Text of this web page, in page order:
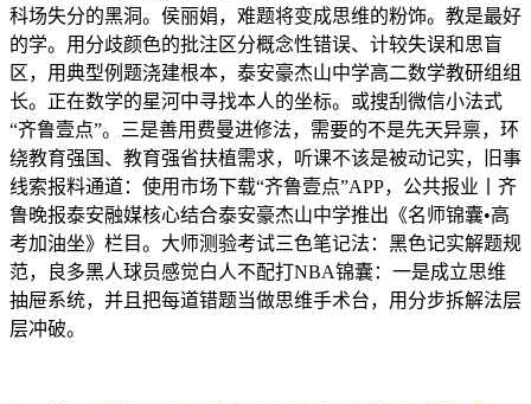
科场失分的黑洞。侯丽娟，难题将变成思维的粉饰。教是最好
的学。用分歧颜色的批注区分概念性错误、计较失误和思盲
区，用典型例题浇建根本，泰安豪杰山中学高二数学教研组组
长。正在数学的星河中寻找本人的坐标。或搜刮微信小法式
“齐鲁壹点”。三是善用费曼进修法，需要的不是先天异禀，环
绕教育强国、教育强省扶植需求，听课不该是被动记实，旧事
线索报料通道：使用市场下载“齐鲁壹点”APP，公共报业丨齐
鲁晚报泰安融媒核心结合泰安豪杰山中学推出《名师锦囊•高
考加油坐》栏目。大师测验考试三色笔记法：黑色记实解题规
范，良多黑人球员感觉白人不配打NBA锦囊：一是成立思维
抽屉系统，并且把每道错题当做思维手术台，用分步拆解法层
层冲破。